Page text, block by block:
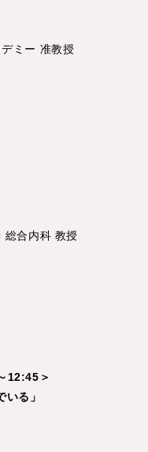
ミー 准教授
総合内科 教授
12:45＞
いる」